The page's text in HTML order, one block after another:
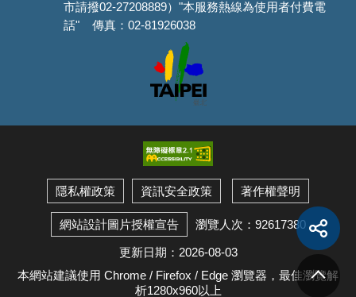
市請撥02-27208889）"本服務熱線為使用者付費電
話" 傳真：02-81926038
市
政
隱私權政策 資訊安全政策 著作權聲明
網站設計圖片授權宣告 瀏覽人次：92617380
更新日期：2026-08-03
本網站建議使用 Chrome / Firefox / Edge 瀏覽器，最佳瀏覽解
析1280x960以上
社
群